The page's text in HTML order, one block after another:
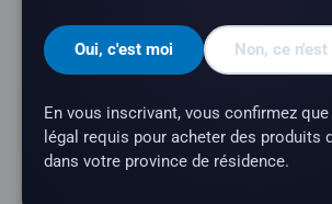
pamplemousse.
Profil aromatique :ananas,
Contenance du flacon :100 ml
Oui, c'est moi Non, ce
En vous inscrivant, vous confirmez
légal requis pour acheter des produits
dans votre province de résidence.